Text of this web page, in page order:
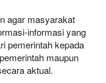
agar masyarakat
informasi yang
pemerintah kepada
maupun
aktual.